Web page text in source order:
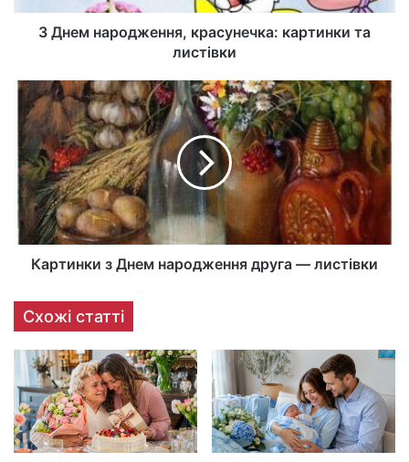
З Днем народження, красунечка: картинки та
листівки
Картинки з Днем народження друга — листівки
Схожі статті